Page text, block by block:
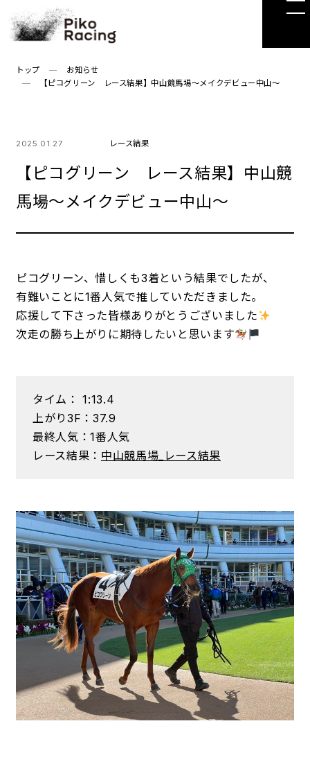
to
content
トップ
お知らせ
【ピコグリーン レース結果】中山競馬場～メイクデビュー中山～
2025.01.27 レース結果
【ピコグリーン レース結果】中山競
馬場～メイクデビュー中山～
ピコグリーン、惜しくも3着という結果でしたが、
有難いことに1番人気で推していただきました。
応援して下さった皆様ありがとうございました
次走の勝ち上がりに期待したいと思います
タイム： 1:13.4
上がり3F：37.9
最終人気：1番人気
レース結果： 中山競馬場_レース結果